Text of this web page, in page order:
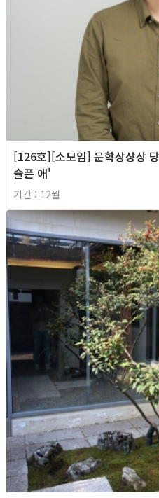
[126호][소모임] 문학상상상
슬픈 애'
기간 : 12월